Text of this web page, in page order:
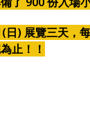
日) 展覽三天，
止！！